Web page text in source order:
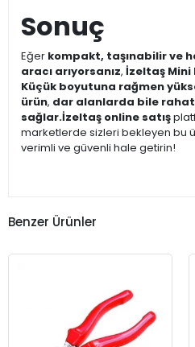
Sonuç
Eğer kompakt, taşınabilir ve
aracı arıyorsanız, İzeltaş Mini
Küçük boyutuna rağmen
ürün, dar alanlarda bile rahat
sağlar.İzeltaş online satış
marketlerde sizleri bekleyen bu
verimli ve güvenli hale getirin!
Benzer Ürünler